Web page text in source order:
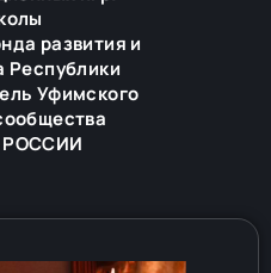
развития и
Республики
Уфимского
РОССИИ